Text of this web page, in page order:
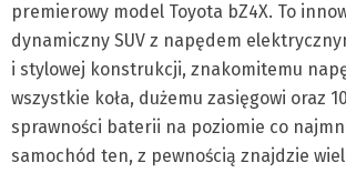
premierowy model Toyota bZ4X. To
dynamiczny SUV z napędem
i stylowej konstrukcji, znakomitemu
wszystkie koła, dużemu zasięgowi oraz
sprawności baterii na poziomie co
samochód ten, z pewnością znajdzie